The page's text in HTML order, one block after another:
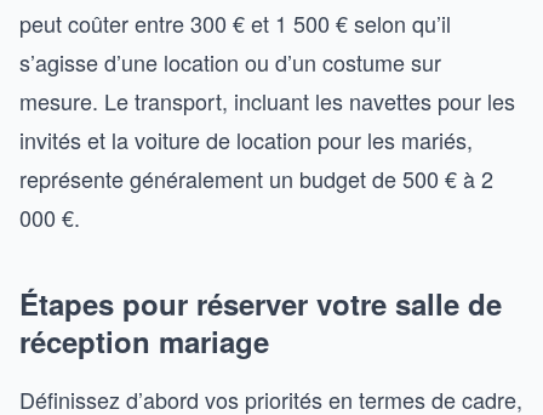
peut coûter entre 300 € et 1 500 € selon qu’il
s’agisse d’une location ou d’un costume sur
mesure. Le transport, incluant les navettes pour les
invités et la voiture de location pour les mariés,
représente généralement un budget de 500 € à 2
000 €.
Étapes pour réserver votre salle de
réception mariage
Définissez d’abord vos priorités en termes de cadre,